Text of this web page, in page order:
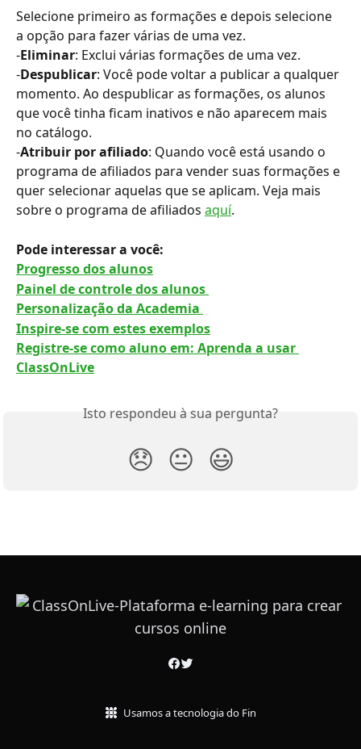
Selecione primeiro as formações e depois selecione
a opção para fazer várias de uma vez.
-Eliminar: Exclui várias formações de uma vez.
-Despublicar: Você pode voltar a publicar a qualquer
momento. Ao despublicar as formações, os alunos
que você tinha ficam inativos e não aparecem mais
no catálogo.
-Atribuir por afiliado: Quando você está usando o
programa de afiliados para vender suas formações e
quer selecionar aquelas que se aplicam. Veja mais
sobre o programa de afiliados aquí.
Pode interessar a você:
Progresso dos alunos
Painel de controle dos alunos
Personalização da Academia
Inspire-se com estes exemplos
Registre-se como aluno em: Aprenda a usar
ClassOnLive
Isto respondeu à sua pergunta?
😞 😐 😃
Usamos a tecnologia do Fin